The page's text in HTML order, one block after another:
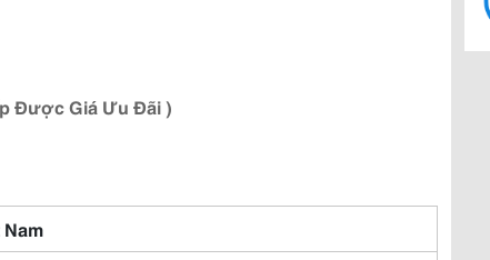
Được Giá Ưu Đãi )
Nam